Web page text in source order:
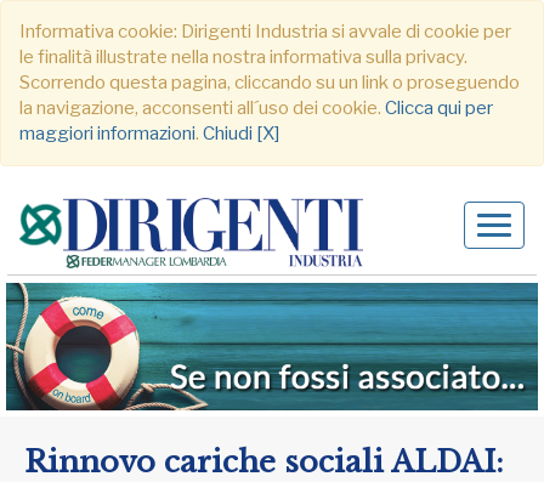
Informativa cookie: Dirigenti Industria si avvale di cookie per
le finalità illustrate nella nostra informativa sulla privacy.
Scorrendo questa pagina, cliccando su un link o proseguendo
la navigazione, acconsenti all´uso dei cookie. Clicca qui per
maggiori informazioni. Chiudi [X]
Rinnovo cariche sociali ALDAI: